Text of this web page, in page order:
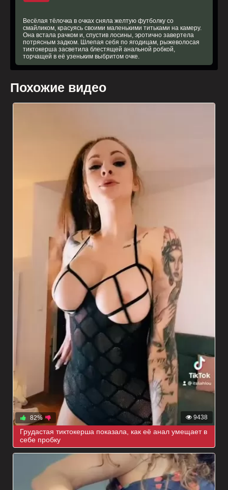
Весёлая тёлочка в очках сняла желтую футболку со
смайликом, красуясь своими маленькими титьками на камеру.
Она встала рачком и, спустив лосины, эротично завертела
потрясным задком. Шлепая себя по ягодицам, рыжеволосая
тиктокерша засветила блестящей анальной робкой,
торчащей в её узеньким выбритом очке.
Похожие видео
9438
82%
Грудастая тиктокерша показала, как её анал умещает в
себе пробку